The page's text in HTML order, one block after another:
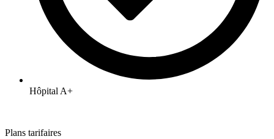
Hôpital A+
Plans tarifaires